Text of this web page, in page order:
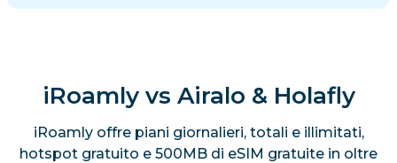
iRoamly vs Airalo & Holafly
iRoamly offre piani giornalieri, totali e illimitati,
hotspot gratuito e 500MB di eSIM gratuite in oltre